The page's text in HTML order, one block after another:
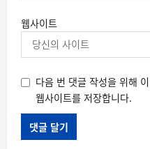
웹사이트
다음 번 댓글 작성을 위해
웹사이트를 저장합니다.